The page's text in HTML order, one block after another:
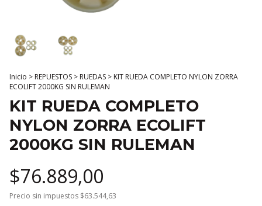
Inicio > REPUESTOS > RUEDAS > KIT RUEDA COMPLETO NYLON ZORRA
ECOLIFT 2000KG SIN RULEMAN
KIT RUEDA COMPLETO
NYLON ZORRA ECOLIFT
2000KG SIN RULEMAN
$76.889,00
Precio sin impuestos $63.544,63